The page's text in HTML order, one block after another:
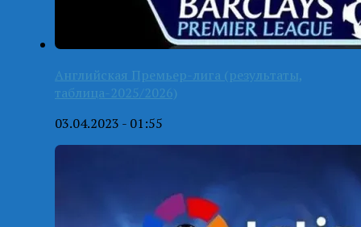
Английская Премьер-лига (результаты,
таблица-2025/2026)
03.04.2023 - 01:55